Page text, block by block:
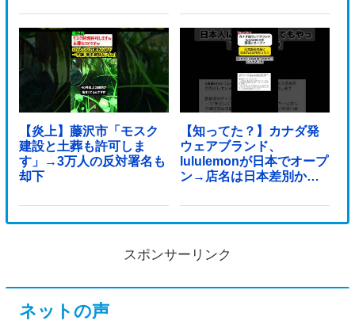
【炎上】藤沢市「モスク
建設と土葬も許可しま
す」→3万人の反対署名も
却下
【知ってた？】カナダ発
ウェアブランド、
lululemonが日本でオープ
ン→店名は日本差別から
スポンサーリンク
ネットの声